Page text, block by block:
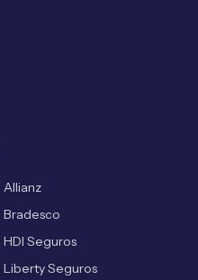
Allianz
Bradesco
HDI Seguros
Liberty Seguros